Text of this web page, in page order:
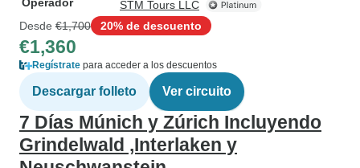
STM Tours LLC
Desde €1,700 20% de descuento
€1,360
Regístrate para acceder a los descuentos
Descargar folleto Ver circuito
7 Días Múnich y Zúrich Incluyendo
Grindelwald ,Interlaken y